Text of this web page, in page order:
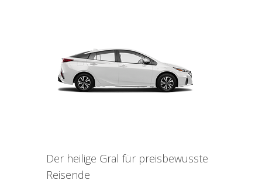
Der heilige Gral für preisbewusste
Reisende